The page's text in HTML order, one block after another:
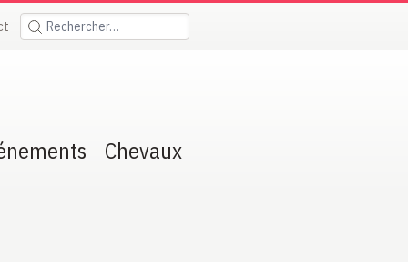
Rechercher:
Chevaux